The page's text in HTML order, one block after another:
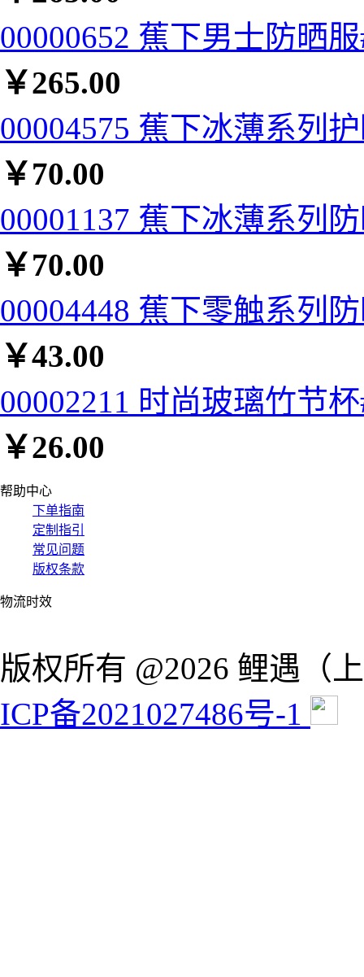
00000652 蕉下男士防晒
￥265.00
00004575 蕉下冰薄系列
￥70.00
00001137 蕉下冰薄系列
￥70.00
00004448 蕉下零触系列
￥43.00
00002211 时尚玻璃竹节
￥26.00
帮助中心
下单指南
定制指引
常见问题
版权条款
物流时效
版权所有 @2026 鲤遇（
ICP备2021027486号-1